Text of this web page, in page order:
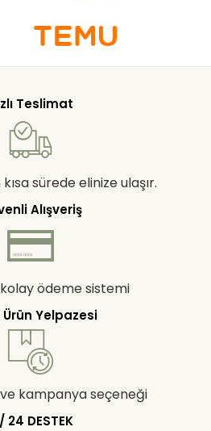
Teslimat
sürede elinize ulaşır.
Alışveriş
ödeme sistemi
Ürün Yelpazesi
kampanya seçeneği
24 DESTEK